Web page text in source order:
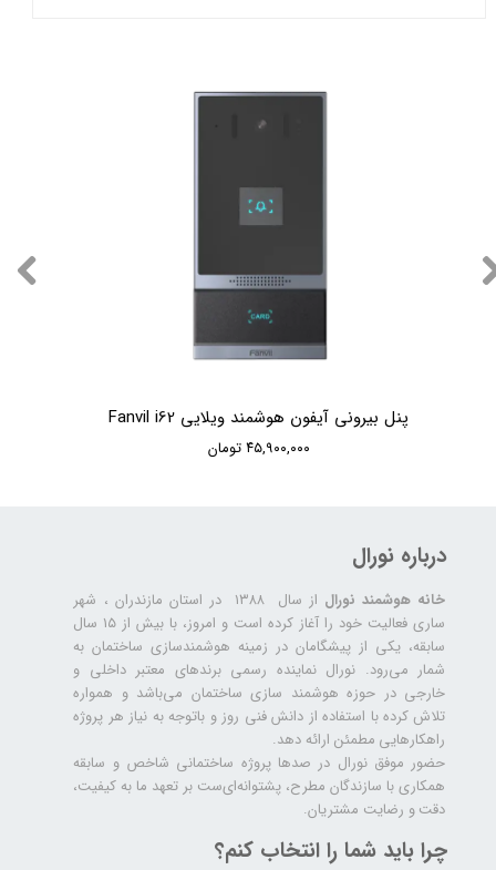
پنل بیرونی آیفون هوشمند ویلایی Fanvil i62
۴۵,۹۰۰,۰۰۰ تومان
درباره نورال
خانه هوشمند نورال
از سال ۱۳۸۸ در استان مازندران ، شهر
ساری فعالیت خود را آغاز کرده است و امروز، با بیش از ۱۵ سال
سابقه، یکی از پیشگامان در زمینه هوشمندسازی ساختمان به
شمار می‌رود. نورال نماینده رسمی برندهای معتبر داخلی و
خارجی در حوزه هوشمند سازی ساختمان می‌باشد و همواره
تلاش کرده با استفاده از دانش فنی روز و باتوجه به نیاز هر پروژه
راهکارهایی مطمئن ارائه دهد.
حضور موفق نورال در صدها پروژه‌ ساختمانی شاخص و سابقه
همکاری با سازندگان مطرح، پشتوانه‌ای‌ست بر تعهد ما به کیفیت،
دقت و رضایت مشتریان.
چرا باید شما را انتخاب کنم؟